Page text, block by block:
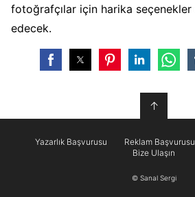
fotoğrafçılar için harika
edecek.
↑
Yazarlık Başvurusu Reklam Başvurusu
Bize Ulaşın
© Sanal Sergi